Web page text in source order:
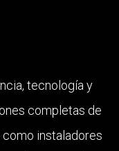
tecnología y
completas de
instaladores